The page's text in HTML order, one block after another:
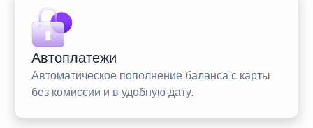
Автоплатежи
Автоматическое пополнение баланса с карты
без комиссии и в удобную дату.